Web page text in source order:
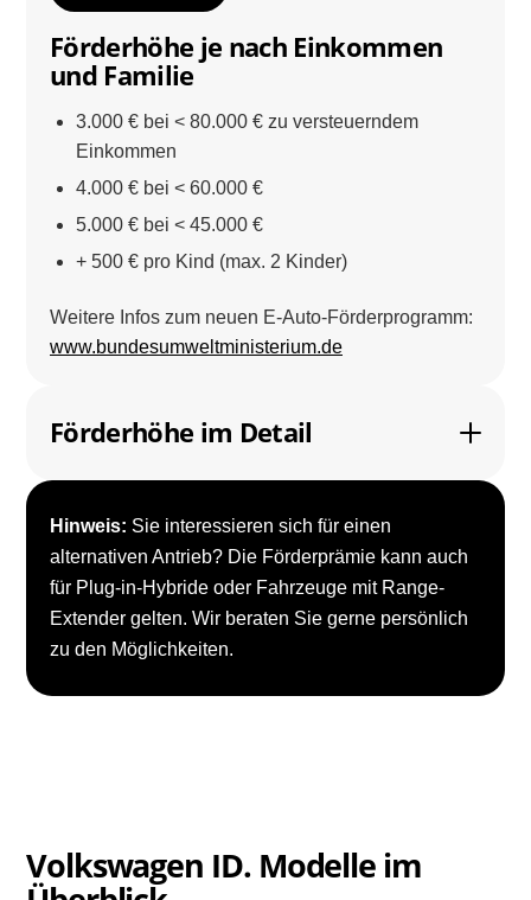
Förderhöhe je nach Einkommen
und Familie
3.000 € bei < 80.000 € zu versteuerndem
Einkommen
4.000 € bei < 60.000 €
5.000 € bei < 45.000 €
+ 500 € pro Kind (max. 2 Kinder)
Weitere Infos zum neuen E-Auto-Förderprogramm:
www.bundesumweltministerium.de
Förderhöhe im Detail
Hinweis: Sie interessieren sich für einen
alternativen Antrieb? Die Förderprämie kann auch
für Plug-in-Hybride oder Fahrzeuge mit Range-
Extender gelten. Wir beraten Sie gerne persönlich
zu den Möglichkeiten.
Volkswagen ID. Modelle im